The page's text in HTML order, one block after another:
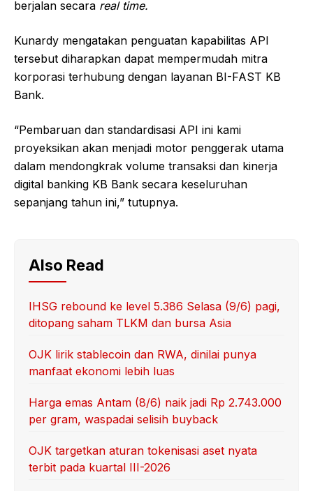
berjalan secara real time.
Kunardy mengatakan penguatan kapabilitas API
tersebut diharapkan dapat mempermudah mitra
korporasi terhubung dengan layanan BI-FAST KB
Bank.
“Pembaruan dan standardisasi API ini kami
proyeksikan akan menjadi motor penggerak utama
dalam mendongkrak volume transaksi dan kinerja
digital banking KB Bank secara keseluruhan
sepanjang tahun ini,” tutupnya.
Also Read
IHSG rebound ke level 5.386 Selasa (9/6) pagi,
ditopang saham TLKM dan bursa Asia
OJK lirik stablecoin dan RWA, dinilai punya
manfaat ekonomi lebih luas
Harga emas Antam (8/6) naik jadi Rp 2.743.000
per gram, waspadai selisih buyback
OJK targetkan aturan tokenisasi aset nyata
terbit pada kuartal III-2026